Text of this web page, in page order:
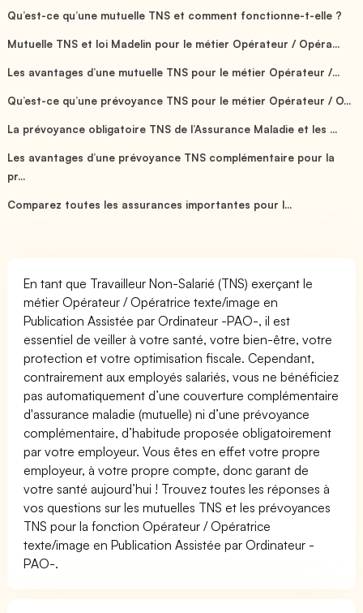
Qu’est-ce qu’une mutuelle TNS et comment fonctionne-t-elle ?
Mutuelle TNS et loi Madelin pour le métier Opérateur / Opéra...
Les avantages d’une mutuelle TNS pour le métier Opérateur /...
Qu’est-ce qu’une prévoyance TNS pour le métier Opérateur / O...
La prévoyance obligatoire TNS de l’Assurance Maladie et les ...
Les avantages d’une prévoyance TNS complémentaire pour la
pr...
Comparez toutes les assurances importantes pour l...
En tant que Travailleur Non-Salarié (TNS) exerçant le
métier Opérateur / Opératrice texte/image en
Publication Assistée par Ordinateur -PAO-, il est
essentiel de veiller à votre santé, votre bien-être, votre
protection et votre optimisation fiscale. Cependant,
contrairement aux employés salariés, vous ne bénéficiez
pas automatiquement d’une couverture complémentaire
d'assurance maladie (mutuelle) ni d’une prévoyance
complémentaire, d’habitude proposée obligatoirement
par votre employeur. Vous êtes en effet votre propre
employeur, à votre propre compte, donc garant de
votre santé aujourd’hui ! Trouvez toutes les réponses à
vos questions sur les mutuelles TNS et les prévoyances
TNS pour la fonction Opérateur / Opératrice
texte/image en Publication Assistée par Ordinateur -
PAO-.